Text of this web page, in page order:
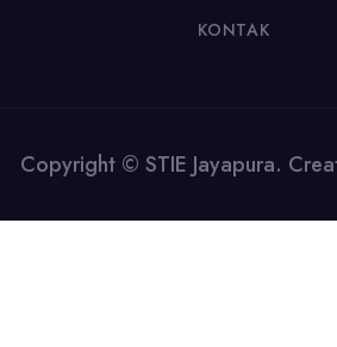
KONTAK
Copyright © STIE Jayapura.